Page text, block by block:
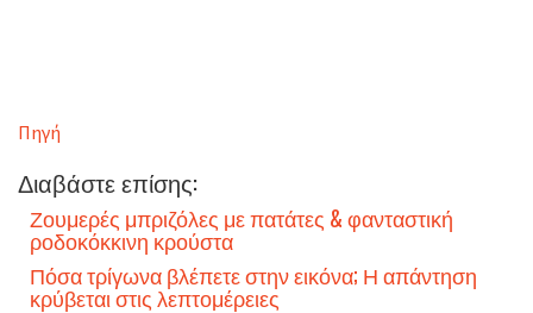
Πηγή
Διαβάστε επίσης:
Ζουμερές μπριζόλες με πατάτες & φανταστική
ροδοκόκκινη κρούστα
Πόσα τρίγωνα βλέπετε στην εικόνα; Η απάντηση
κρύβεται στις λεπτομέρειες